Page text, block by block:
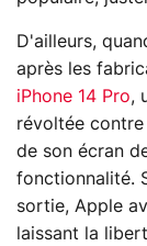
D'ailleurs,
après les
iPhone 14 Pro,
révoltée
de son écran
fonctionnalité.
sortie, Apple
laissant la